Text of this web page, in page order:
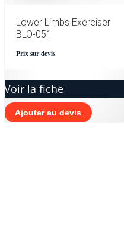
Lower Limbs Exerciser
BLO-051
Prix sur devis
Voir la fiche
Ajouter au devis